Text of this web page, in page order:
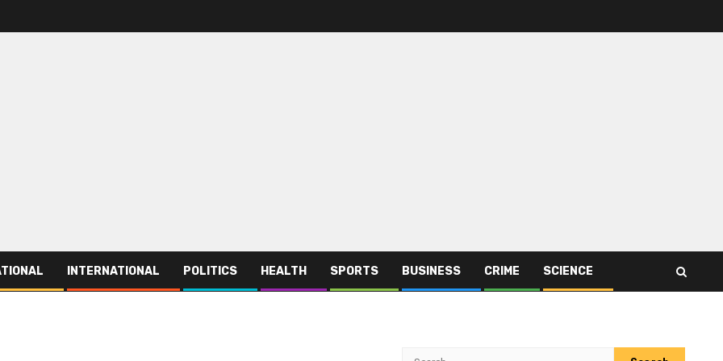
INTERNATIONAL POLITICS HEALTH SPORTS BUSINESS CRIME SCIENCE
Search